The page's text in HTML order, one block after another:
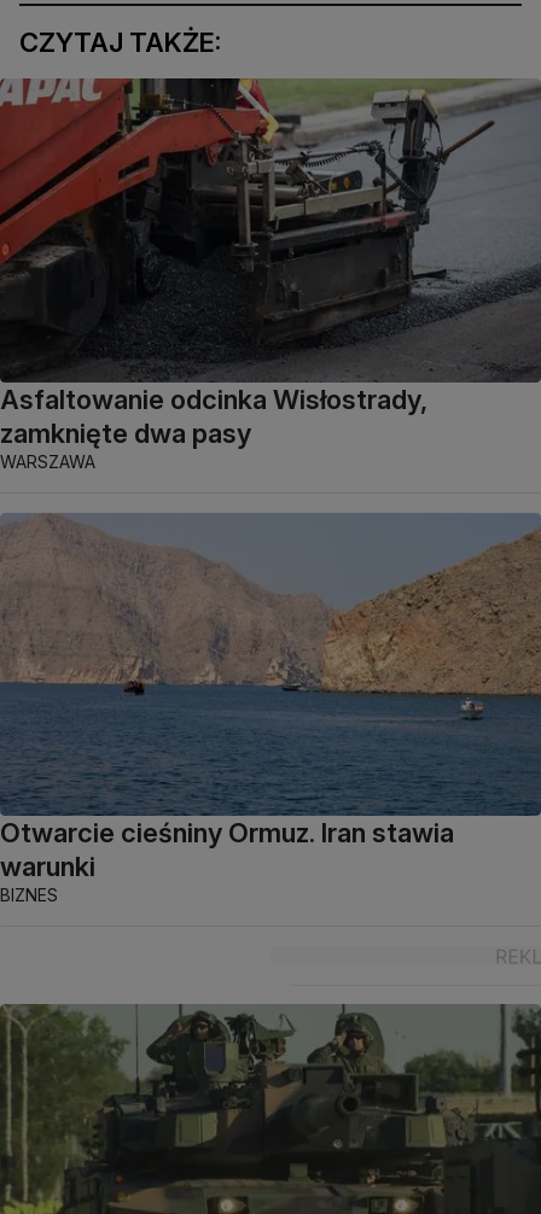
CZYTAJ TAKŻE:
Asfaltowanie odcinka Wisłostrady,
zamknięte dwa pasy
WARSZAWA
Otwarcie cieśniny Ormuz. Iran stawia
warunki
BIZNES